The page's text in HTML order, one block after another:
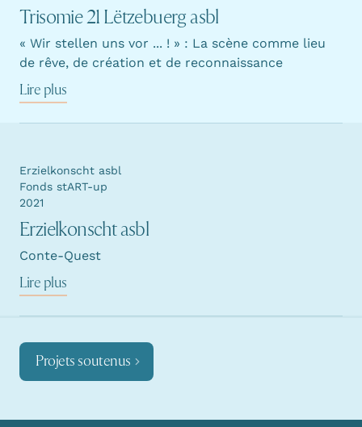
Trisomie 21 Lëtzebuerg asbl
« Wir stellen uns vor ... ! » : La scène comme lieu
de rêve, de création et de reconnaissance
Lire plus
Erzielkonscht asbl
Conte-Quest
Erzielkonscht asbl
Fonds stART-up
2021
Lire plus
Projets soutenus